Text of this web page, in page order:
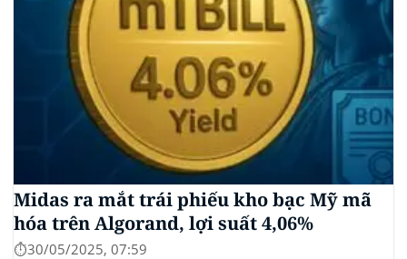
Midas ra mắt trái phiếu kho bạc Mỹ mã
hóa trên Algorand, lợi suất 4,06%
⏱️30/05/2025, 07:59